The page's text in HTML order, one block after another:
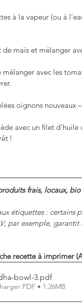
à la vapeur (ou à
maïs et mélanger
avec les
oignons nouveaux
avec un filet
!
frais, locaux,
étiquettes : certains
par exemple, garantit
recette à imprimer
bowl-3.pdf
PDF • 1.26MB